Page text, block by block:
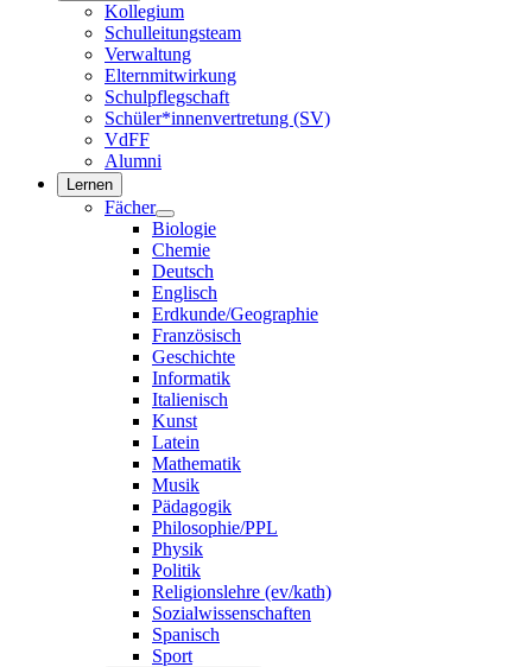
Kollegium
Schulleitungsteam
Verwaltung
Elternmitwirkung
Schulpflegschaft
Schüler*innenvertretung (SV)
VdFF
Alumni
Lernen
Fächer
Biologie
Chemie
Deutsch
Englisch
Erdkunde/Geographie
Französisch
Geschichte
Informatik
Italienisch
Kunst
Latein
Mathematik
Musik
Pädagogik
Philosophie/PPL
Physik
Politik
Religionslehre (ev/kath)
Sozialwissenschaften
Spanisch
Sport